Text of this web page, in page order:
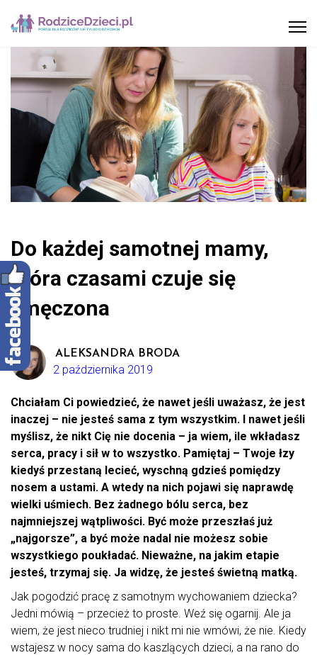
Do każdej samotnej mamy,
która czasami czuje się
zmęczona
ALEKSANDRA BRODA
2 października 2019
Chciałam Ci powiedzieć, że nawet jeśli uważasz, że jest
inaczej – nie jesteś sama z tym wszystkim. I nawet jeśli
myślisz, że nikt Cię nie docenia – ja wiem, ile wkładasz
serca, pracy i sił w to wszystko. Pamiętaj – Twoje łzy
kiedyś przestaną lecieć, wyschną gdzieś pomiędzy
nosem a ustami. A wtedy na nich pojawi się naprawdę
wielki uśmiech. Bez żadnego bólu serca, bez
najmniejszej wątpliwości. Być może przeszłaś już
„najgorsze”, a być może nadal nie możesz sobie
wszystkiego poukładać. Nieważne, na jakim etapie
jesteś, trzymaj się. Ja widzę, że jesteś świetną matką.
Jak pogodzić pracę z samotnym wychowaniem dziecka?
Jedni mówią – przecież to proste. Weź się ogarnij. Ale ja
wiem, że jest nieco trudniej i nikt mi nie wmówi, że nie. Kiedy
wstajesz w nocy sama do kaszlących dzieci, a na rano do